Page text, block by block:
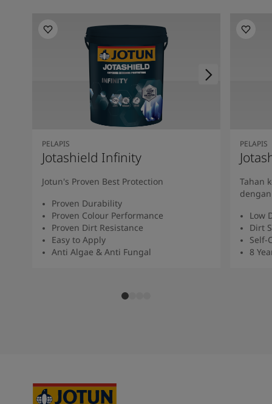
PELAPIS
Jotashield Infinity
Jotun's Proven Best Protection
Proven Durability
Proven Colour Performance
Proven Dirt Resistance
Easy to Apply
Anti Algae & Anti Fungal
PELAPIS
Tahan
Low
Dirt
Self-
8